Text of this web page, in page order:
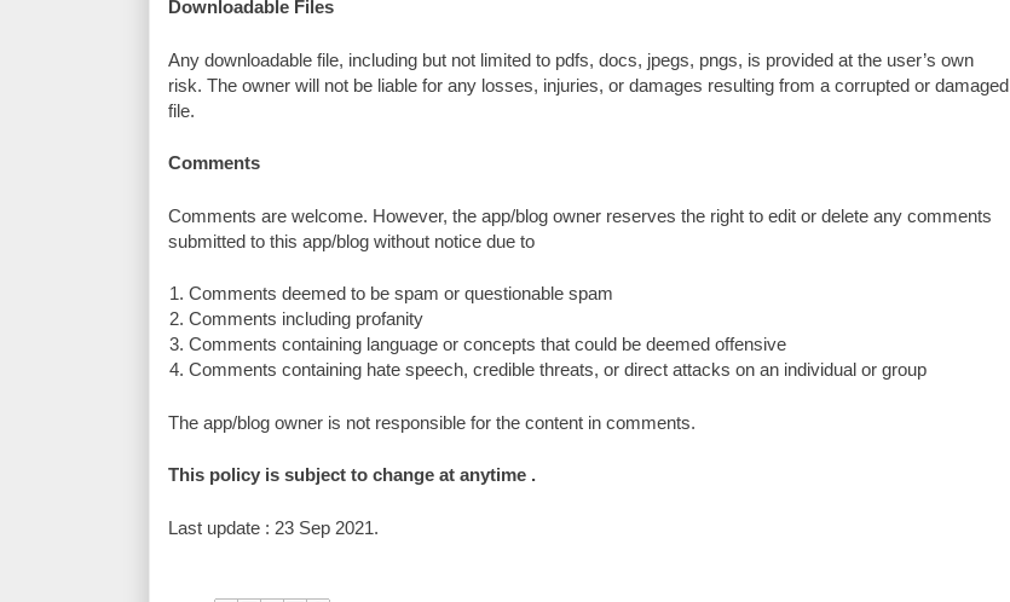
Downloadable Files
Any downloadable file, including but not limited to pdfs, docs, jpegs, pngs, is provided at the user’s own
risk. The owner will not be liable for any losses, injuries, or damages resulting from a corrupted or damaged
file.
Comments
Comments are welcome. However, the app/blog owner reserves the right to edit or delete any comments
submitted to this app/blog without notice due to
Comments deemed to be spam or questionable spam
Comments including profanity
Comments containing language or concepts that could be deemed offensive
Comments containing hate speech, credible threats, or direct attacks on an individual or group
The app/blog owner is not responsible for the content in comments.
This policy is subject to change at anytime .
Last update : 23 Sep 2021.